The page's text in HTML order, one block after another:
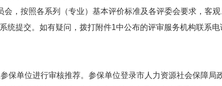
，按照各系列（专业）基本评价标准及各评委会要求，客
统提交。如有疑问，拨打附件1中公布的评审服务机构联系电
参保单位进行审核推荐。参保单位登录市人力资源社会保障局